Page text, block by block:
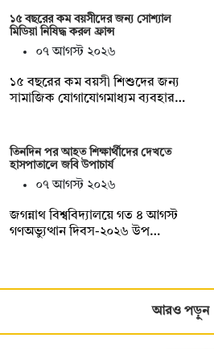
১৫ বছরের কম বয়সীদের জন্য সোশ্যাল
মিডিয়া নিষিদ্ধ করল ফ্রান্স
০৭ আগস্ট ২০২৬
১৫ বছরের কম বয়সী শিশুদের জন্য
সামাজিক যোগাযোগমাধ্যম ব্যবহার…
তিনদিন পর আহত শিক্ষার্থীদের দেখতে
হাসপাতালে জবি উপাচার্য
০৭ আগস্ট ২০২৬
জগন্নাথ বিশ্ববিদ্যালয়ে গত ৪ আগস্ট
গণঅভ্যুত্থান দিবস-২০২৬ উপ…
আরও পড়ুন